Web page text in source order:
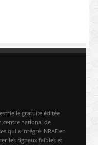
gratuite éditée
centre national de
qui a intégré INRAE en
les signaux faibles et